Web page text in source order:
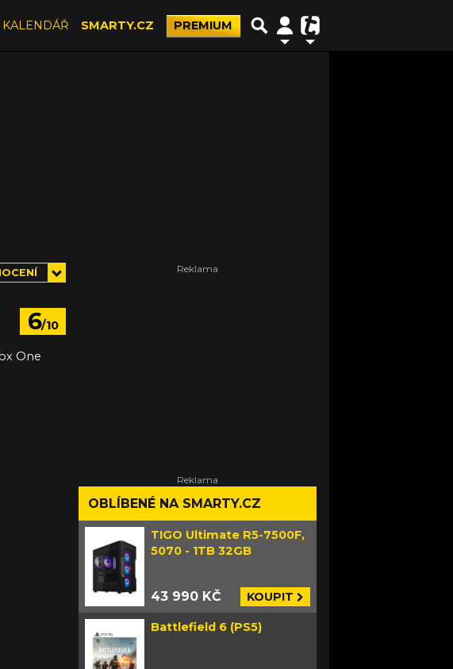
KALENDÁŘ SMARTY.CZ PREMIUM
6/10
One
OBLÍBENÉ NA SMARTY.CZ
TIGO Ultimate R5-7500F,
5070 - 1TB 32GB
43 990 KČ KOUPIT
Battlefield 6 (PS5)